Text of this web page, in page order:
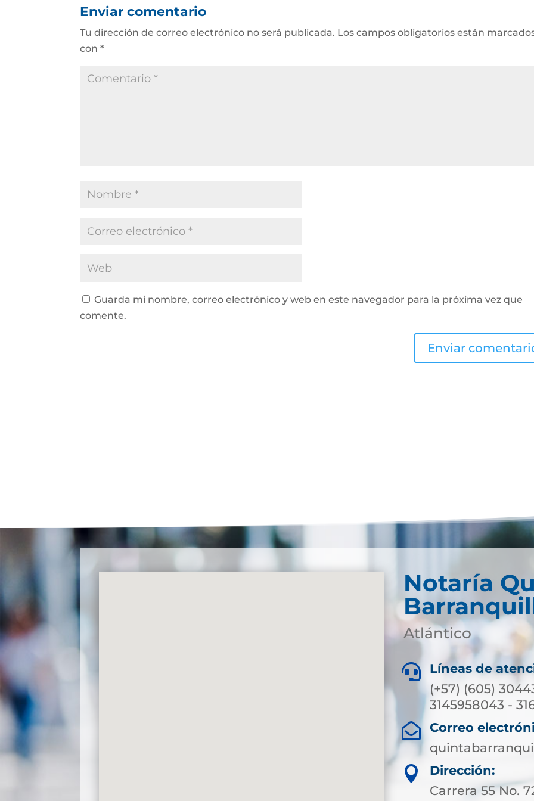
Enviar comentario
Tu dirección de correo electrónico no será publicada. Los campos obligatorios están
con*
Guarda mi nombre, correo electrónico y web en este navegador para la próxima vez que
comente.
Notaría
Atlántico

Líneas de
(+57) (605)
3145958043 -

Correo

Dirección:
Carrera 55 No.